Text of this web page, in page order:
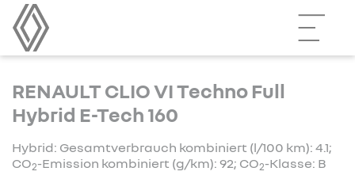
RENAULT CLIO VI Techno Full
Hybrid E-Tech 160
Hybrid: Gesamtverbrauch kombiniert (l/100 km): 4.1;
CO2-Emission kombiniert (g/km): 92; CO2-Klasse: B